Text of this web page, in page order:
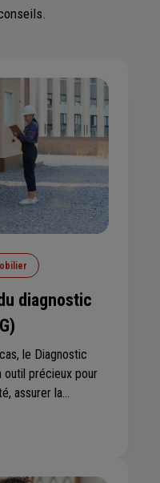
diagnostic
le Diagnostic
outil précieux pour
assurer la
et pourquoi le